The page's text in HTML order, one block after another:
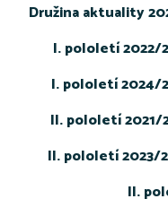
Družina aktuality
I. pololetí 2022/
I. pololetí 2024/
II. pololetí 2021/
II. pololetí 2023/
II.